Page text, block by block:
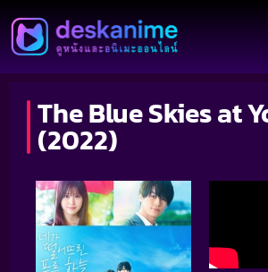
The Blue Skies at
(2022)